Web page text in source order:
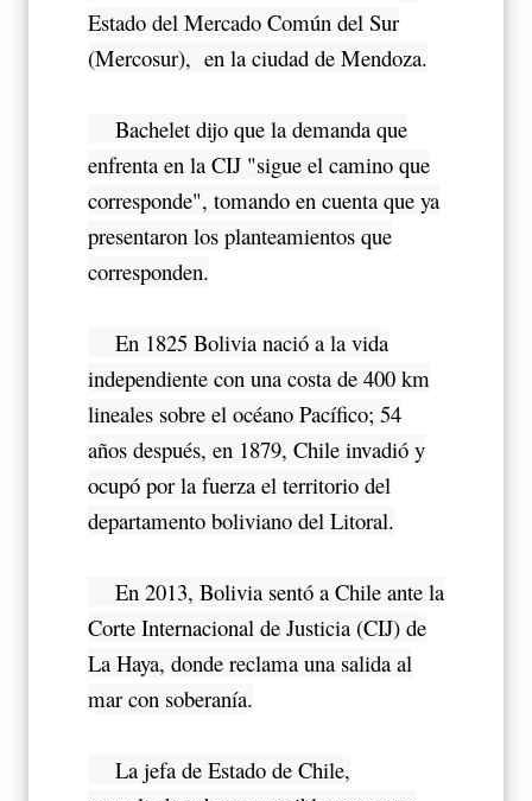
Estado del Mercado Común del Sur
(Mercosur), en la ciudad de Mendoza.
Bachelet dijo que la demanda que
enfrenta en la CIJ "sigue el camino que
corresponde", tomando en cuenta que ya
presentaron los planteamientos que
corresponden.
En 1825 Bolivia nació a la vida
independiente con una costa de 400 km
lineales sobre el océano Pacífico; 54
años después, en 1879, Chile invadió y
ocupó por la fuerza el territorio del
departamento boliviano del Litoral.
En 2013, Bolivia sentó a Chile ante la
Corte Internacional de Justicia (CIJ) de
La Haya, donde reclama una salida al
mar con soberanía.
La jefa de Estado de Chile,